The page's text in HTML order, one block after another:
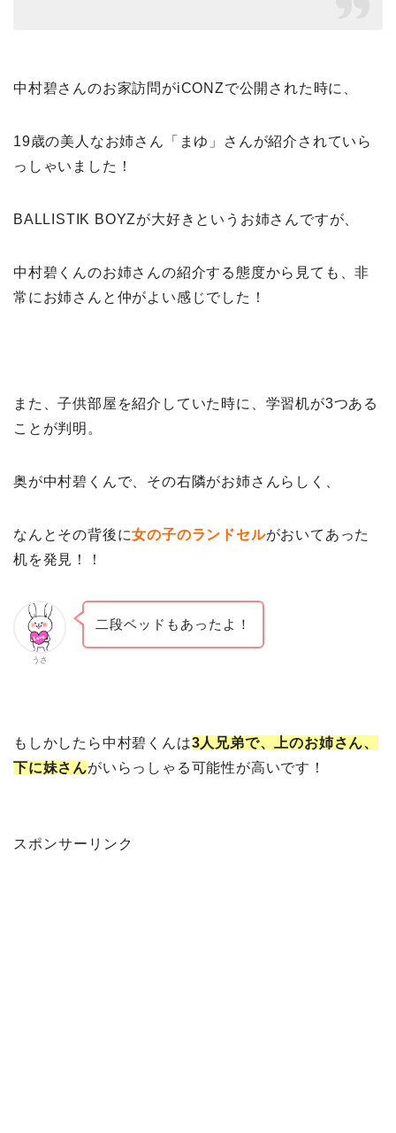
中村碧さんのお家訪問がiCONZで公開された時に、
19歳の美人なお姉さん「まゆ」さんが紹介されていら
っしゃいました！
BALLISTIK BOYZが大好きというお姉さんですが、
中村碧くんのお姉さんの紹介する態度から見ても、非
常にお姉さんと仲がよい感じでした！
また、子供部屋を紹介していた時に、学習机が3つある
ことが判明。
奥が中村碧くんで、その右隣がお姉さんらしく、
なんとその背後に女の子のランドセルがおいてあった
机を発見！！
うさ
二段ベッドもあったよ！
もしかしたら中村碧くんは3人兄弟で、上のお姉さん、
下に妹さんがいらっしゃる可能性が高いです！
スポンサーリンク